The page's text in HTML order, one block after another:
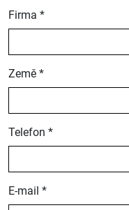
Firma *
Země *
Telefon *
E-mail *